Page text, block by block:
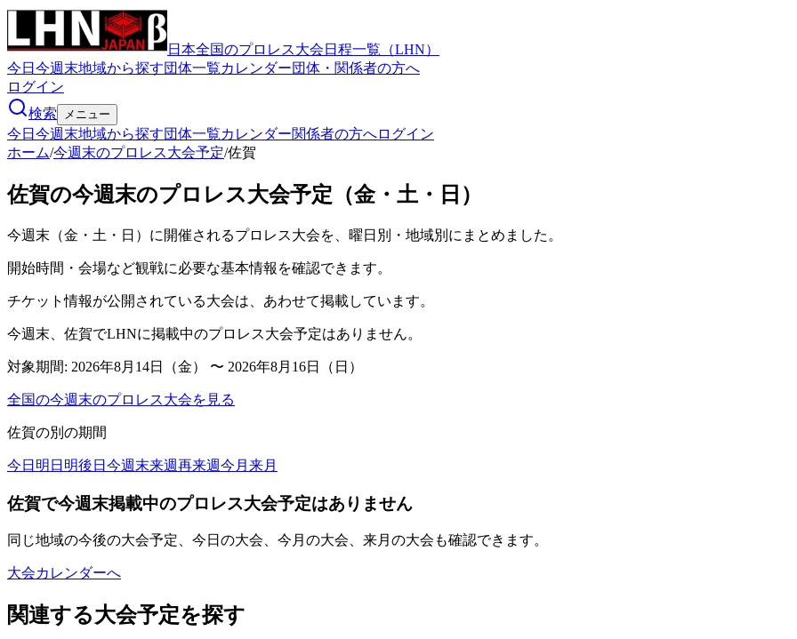
日本全国のプロレス大会日程一覧（LHN）
今日 今週末地域から探す団体一覧カレンダー団体・関係者の方へ
ログイン
検索
メニュー
今日 今週末地域から探す団体一覧カレンダー関係者の方へログイン
ホーム/今週末のプロレス大会予定/佐賀
佐賀の今週末のプロレス大会予定（金・土・日）
今週末（金・土・日）に開催されるプロレス大会を、曜日別・地域別にまとめました。
開始時間・会場など観戦に必要な基本情報を確認できます。
チケット情報が公開されている大会は、あわせて掲載しています。
今週末、佐賀でLHNに掲載中のプロレス大会予定はありません。
対象期間: 2026年8月14日（金） 〜 2026年8月16日（日）
全国の今週末のプロレス大会を見る
佐賀の別の期間
今日 明日 明後日 今週末来週再来週今月 来月
佐賀で今週末掲載中のプロレス大会予定はありません
同じ地域の今後の大会予定、今日の大会、今月の大会、来月の大会も確認できます。
大会カレンダーへ
関連する大会予定を探す